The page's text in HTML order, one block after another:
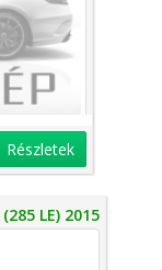
Részletek
(285 LE) 2015